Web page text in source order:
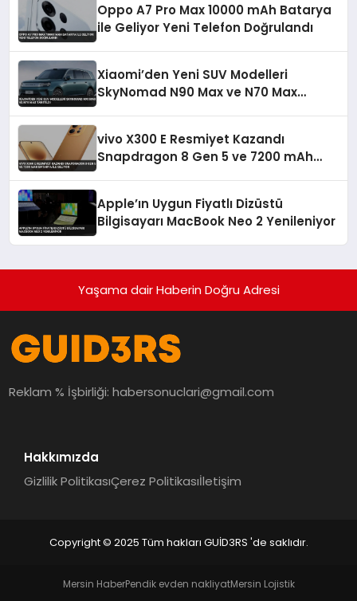
Oppo A7 Pro Max 10000 mAh Batarya
ile Geliyor Yeni Telefon Doğrulandı
Xiaomi’den Yeni SUV Modelleri
SkyNomad N90 Max ve N70 Max
vivo X300 E Resmiyet Kazandı
Snapdragon 8 Gen 5 ve 7200 mAh
Apple’ın Uygun Fiyatlı Dizüstü
Bilgisayarı MacBook Neo 2 Yenileniyor
Yaşama dair Haberin Doğru Adresi
Reklam % İşbirliği:habersonuclari@gmail.com
Hakkımızda
Gizlilik PolitikasıÇerez Politikasıİletişim
Copyright © 2025 Tüm hakları GUİD3RS 'de saklıdır.
Mersin HaberPendik evden nakliyatMersin Lojistik